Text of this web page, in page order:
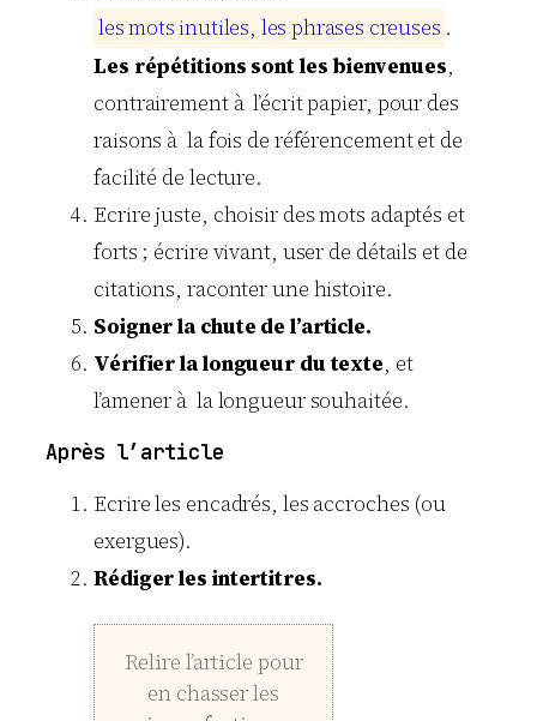
lesmots inutiles, les phrases creuses .
Les répétitions sont les bienvenues,
contrairement à l’écrit papier, pour des
raisons à la fois de référencement et de
facilité de lecture.
Ecrire juste, choisir des mots adaptés et
forts ; écrire vivant, user de détails et de
citations, raconter une histoire.
Soigner la chute de l’article.
Vérifier la longueur du texte, et
l’amener à la longueur souhaitée.
Après l’article
Ecrire les encadrés, les accroches (ou
exergues).
Rédiger les intertitres.
Relire l’article pour
en chasser les